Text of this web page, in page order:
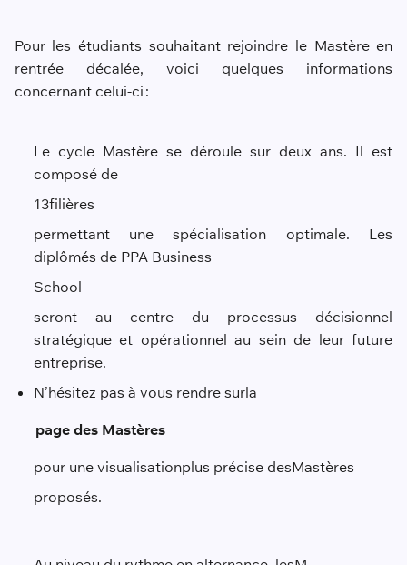
Pour les étudiants souhaitant rejoindre le Mastère en
rentrée décalée, voici quelques informations
concernant celui-ci :
Le cycle Mastère se déroule sur deux ans. Il est
composé de
13filières
permettant une spécialisation optimale. Les
diplômés de PPA Business
School
seront au centre du processus décisionnel
stratégique et opérationnel au sein de leur future
entreprise.
N’hésitez pas à vous rendre surla
page des Mastères
pour une visualisationplus précise desMastères
proposés.